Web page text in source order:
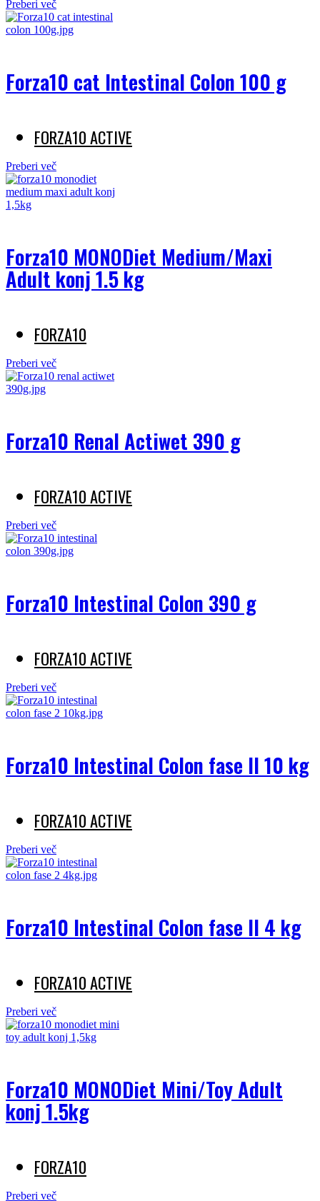
Preberi več
Forza10 cat Intestinal Colon 100 g
FORZA10 ACTIVE
Preberi več
Forza10 MONODiet Medium/Maxi
Adult konj 1.5 kg
FORZA10
Preberi več
Forza10 Renal Actiwet 390 g
FORZA10 ACTIVE
Preberi več
Forza10 Intestinal Colon 390 g
FORZA10 ACTIVE
Preberi več
Forza10 Intestinal Colon fase II 10 kg
FORZA10 ACTIVE
Preberi več
Forza10 Intestinal Colon fase II 4 kg
FORZA10 ACTIVE
Preberi več
Forza10 MONODiet Mini/Toy Adult
konj 1.5kg
FORZA10
Preberi več